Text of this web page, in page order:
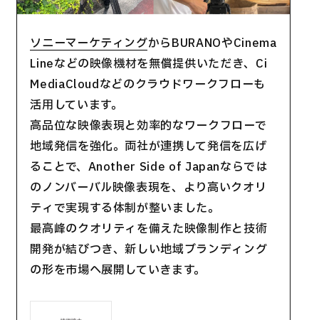
ソニーマーケティングからBURANOやCinema
Lineなどの映像機材を無償提供いただき、Ci
MediaCloudなどのクラウドワークフローも
活用しています。
高品位な映像表現と効率的なワークフローで
地域発信を強化。両社が連携して発信を広げ
ることで、Another Side of Japanならでは
のノンバーバル映像表現を、より高いクオリ
ティで実現する体制が整いました。
最高峰のクオリティを備えた映像制作と技術
開発が結びつき、新しい地域ブランディング
の形を市場へ展開していきます。